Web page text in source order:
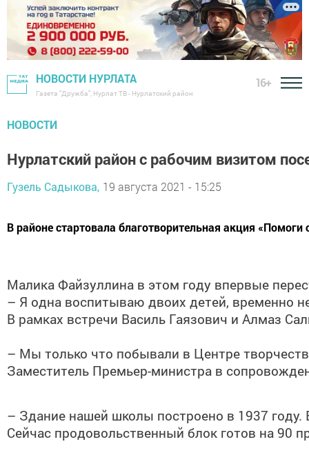
НОВОСТИ НУРЛАТА
Газета "Дружба", Нурлат ТВ - Нурлатский район
16+
НОВОСТИ
Нурлатский район с рабочим визитом
Гузель Садыкова, 19 августа 2021 - 15:25
​​​​​​​В районе стартовала благотворительная акция
Малика Файзуллина в этом году впервые
– Я одна воспитываю двоих детей, временно
В рамках встречи Василь Гаязович и Алмаз
– Мы только что побывали в Центре
Заместитель Премьер-министра в
– Здание нашей школы построено в 1937 году.
Сейчас продовольственный блок готов на 90